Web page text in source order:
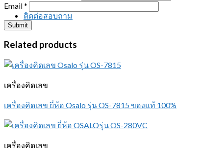
ติดต่อสอบถาม
Email*
Related products
เครื่องคิดเลข
เครื่องคิดเลข ยี่ห้อ Osalo รุ่น OS-7815 ของแท้ 100%
เครื่องคิดเลข